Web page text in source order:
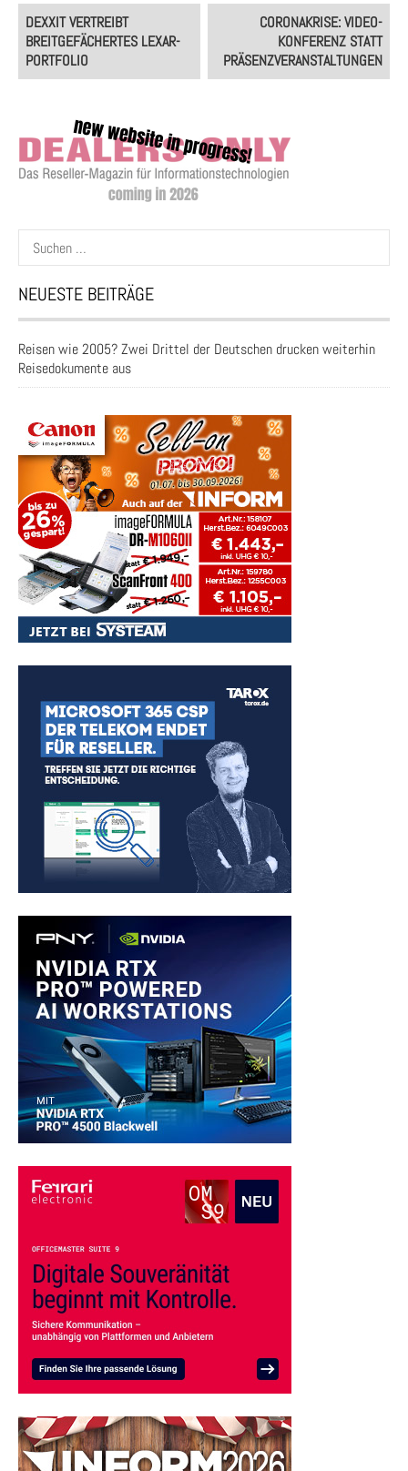
Post
navigation
DEXXIT VERTREIBT
BREITGEFÄCHERTES LEXAR-
PORTFOLIO
CORONAKRISE: VIDEO-
KONFERENZ STATT
PRÄSENZVERANSTALTUNGEN
Suchen
nach:
NEUESTE BEITRÄGE
Reisen wie 2005? Zwei Drittel der Deutschen drucken weiterhin
Reisedokumente aus